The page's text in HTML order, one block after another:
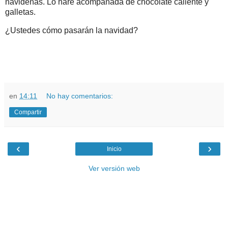
navideñas. Lo haré acompañada de chocolate caliente y
galletas.
¿Ustedes cómo pasarán la navidad?
en 14:11 No hay comentarios:
Compartir
‹ ›
Inicio
Ver versión web